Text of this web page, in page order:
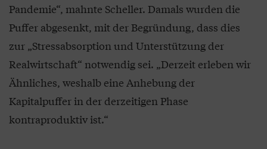
Pandemie“, mahnte Scheller. Damals wurden die
Puffer abgesenkt, mit der Begründung, dass dies
zur „Stressabsorption und Unterstützung der
Realwirtschaft“ notwendig sei. „Derzeit erleben wir
Ähnliches, weshalb eine Anhebung der
Kapitalpuffer in der derzeitigen Phase
kontraproduktiv ist.“